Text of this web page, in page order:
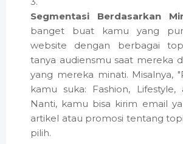
Segmentasi Berdasarkan
banget buat kamu yang
website dengan berbagai
tanya audiensmu saat mereka
yang mereka minati. Misalnya,
kamu suka: Fashion, Lifestyle,
Nanti, kamu bisa kirim email
artikel atau promosi tentang
pilih.